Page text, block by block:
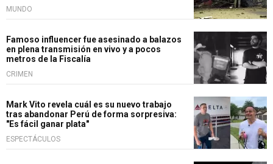
MUNDO
Famoso influencer fue asesinado a balazos
en plena transmisión en vivo y a pocos
metros de la Fiscalía
CRIMEN
Mark Vito revela cuál es su nuevo trabajo
tras abandonar Perú de forma sorpresiva:
"Es fácil ganar plata"
ESPECTÁCULOS